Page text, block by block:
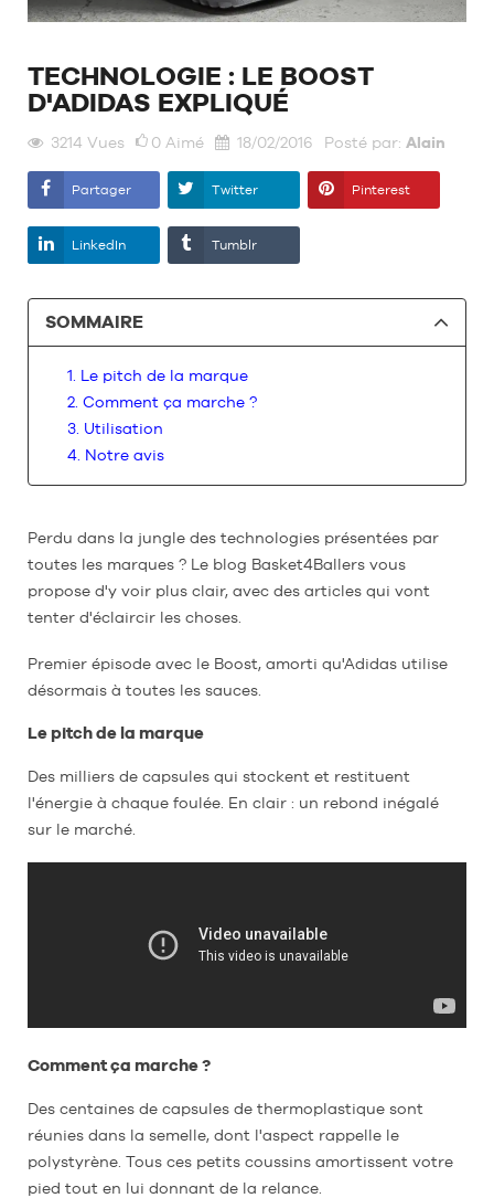
SORTIES
Devenir
membre
MARQUES
ENFANT
SORTIES
TECHNOLOGIE : LE BOOST
D'ADIDAS EXPLIQUÉ
3214 Vues 0 Aimé 18/02/2016 Posté par: Alain
Partager Twitter Pinterest
LinkedIn Tumblr
SOMMAIRE
1. Le pitch de la marque
2. Comment ça marche ?
3. Utilisation
4. Notre avis
Perdu dans la jungle des technologies présentées par
toutes les marques ? Le blog Basket4Ballers vous
propose d'y voir plus clair, avec des articles qui vont
tenter d'éclaircir les choses.
Premier épisode avec le Boost, amorti qu'Adidas utilise
désormais à toutes les sauces.
Le pitch de la marque
Des milliers de capsules qui stockent et restituent
l'énergie à chaque foulée. En clair : un rebond inégalé
sur le marché.
Comment ça marche ?
Des centaines de capsules de thermoplastique sont
réunies dans la semelle, dont l'aspect rappelle le
polystyrène. Tous ces petits coussins amortissent votre
pied tout en lui donnant de la relance.